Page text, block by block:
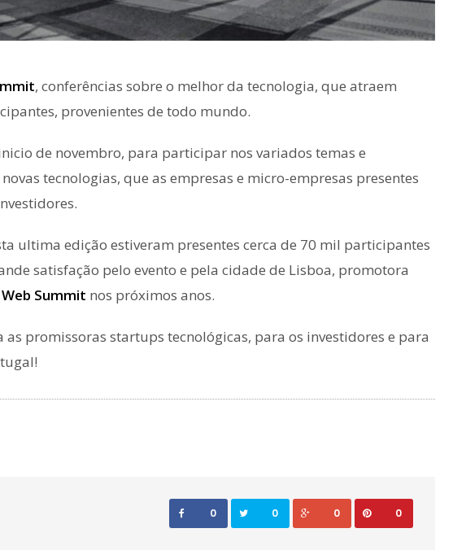
, conferências sobre o melhor da tecnologia, que atraem
provenientes de todo mundo.
de novembro, para participar nos variados temas e
tecnologias, que as empresas e micro-empresas presentes
ultima edição estiveram presentes cerca de 70 mil participantes
satisfação pelo evento e pela cidade de Lisboa, promotora
Web Summit nos próximos anos.
as promissoras startups tecnológicas, para os investidores e para
0 0 0 0